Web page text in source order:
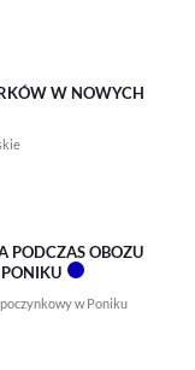
W NOWYCH
PODCZAS OBOZU
w Poniku